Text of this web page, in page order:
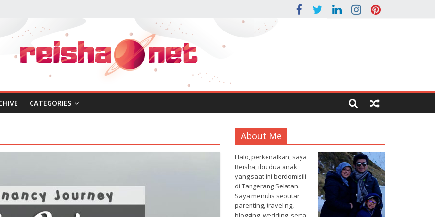
CATEGORIES
About Me
Halo, perkenalkan, saya
Reisha, ibu dua anak
yang saat ini berdomisili
di Tangerang Selatan.
Saya menulis seputar
parenting, traveling,
blogging, wedding, serta